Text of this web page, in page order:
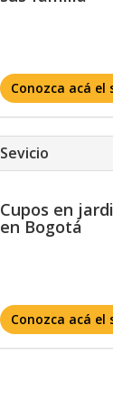
Conozca acá el
Sevicio
Cupos en
en Bogotá
Conozca acá el